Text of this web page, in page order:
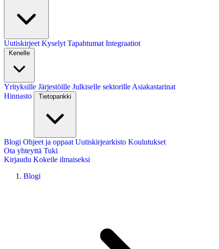
Uutiskirjeet Kyselyt Tapahtumat Integraatiot
Kenelle
Yrityksille Järjestöille Julkiselle sektorille Asiakastarinat
Hinnasto
Tietopankki
Blogi Ohjeet ja oppaat Uutiskirjearkisto Koulutukset
Ota yhteyttä Tuki
Kirjaudu Kokeile ilmaiseksi
Blogi